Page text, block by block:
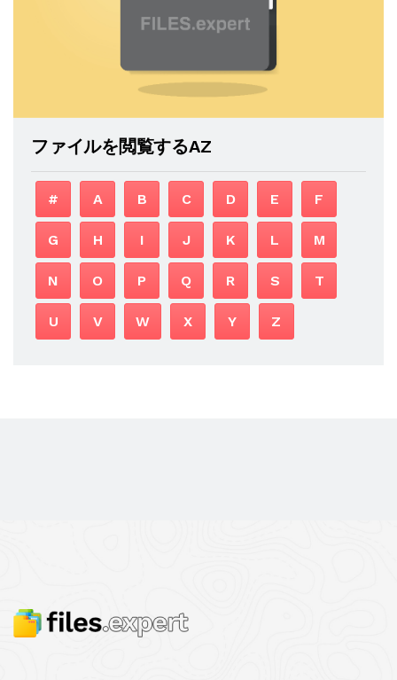
ファイルを閲覧するAZ
# A B C D E F
G H I J K L M
N O P Q R S T
U V W X Y Z